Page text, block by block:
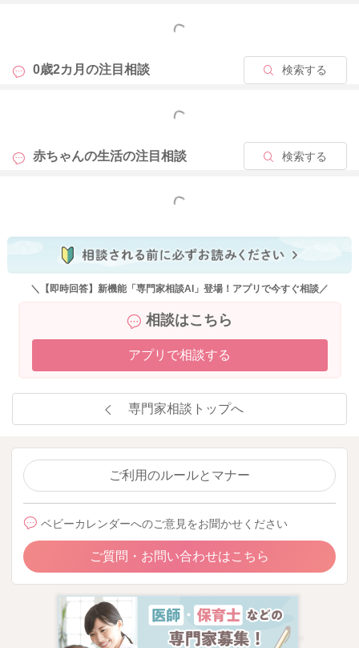
もっと見る
0歳2カ月の注目相談 検索する
もっと見る
赤ちゃんの生活の注目相談 検索する
もっと見る
＼【即時回答】新機能「専門家相談AI」登場！アプリで今すぐ相談／
相談はこちら
アプリで相談する
専門家相談トップへ
ご利用のルールとマナー
ベビーカレンダーへのご意見をお聞かせください
ご質問・お問い合わせはこちら